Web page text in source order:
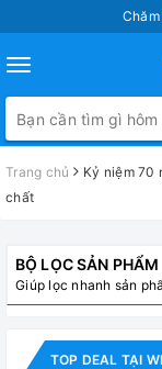
Toggle
navigation
Trang chủ
Kỷ niệm 70
chất
BỘ LỌC SẢN PHẨM
Giúp lọc nhanh sản
TOP DEAL TẠI